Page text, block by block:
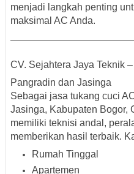
menjadi langkah penting
maksimal AC Anda.
CV. Sejahtera Jaya Teknik
Pangradin dan Jasinga
Sebagai jasa tukang cuci
Jasinga, Kabupaten Bogor,
memiliki teknisi andal,
memberikan hasil terbaik.
Rumah Tinggal
Apartemen